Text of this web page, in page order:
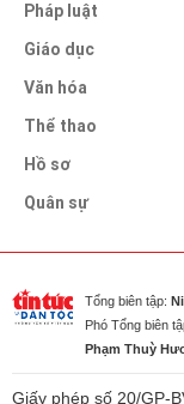
Pháp luật
Giáo dục
Văn hóa
Thể thao
Hồ sơ
Quân sự
Tổng biên tập:
Phó Tổng biên
Phạm Thuỳ
Giấy phép số 20/GP-